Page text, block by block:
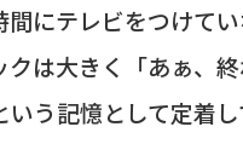
にテレビをつけてい
クは大きく「あぁ、
う記憶として定着し